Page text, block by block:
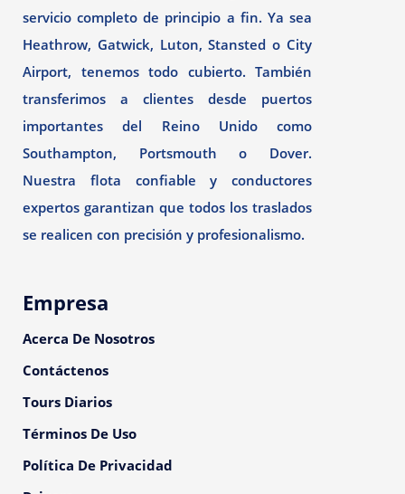
servicio completo de principio a fin. Ya sea
Heathrow, Gatwick, Luton, Stansted o City
Airport, tenemos todo cubierto. También
transferimos a clientes desde puertos
importantes del Reino Unido como
Southampton, Portsmouth o Dover.
Nuestra flota confiable y conductores
expertos garantizan que todos los traslados
se realicen con precisión y profesionalismo.
Empresa
Acerca De Nosotros
Contáctenos
Tours Diarios
Términos De Uso
Política De Privacidad